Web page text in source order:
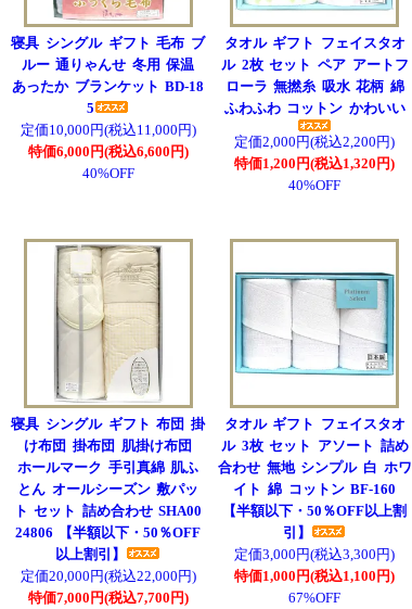
寝具 シングル ギフト 毛布 ブ
ルー 通りゃんせ 冬用 保温
あったか ブランケット BD-18
5
定価10,000円(税込11,000円)
特価6,000円(税込6,600円)
40%OFF
タオル ギフト フェイスタオ
ル 2枚 セット ペア アートフ
ローラ 無撚糸 吸水 花柄 綿
ふわふわ コットン かわいい
定価2,000円(税込2,200円)
特価1,200円(税込1,320円)
40%OFF
寝具 シングル ギフト 布団 掛
け布団 掛布団 肌掛け布団
ホールマーク 手引真綿 肌ふ
とん オールシーズン 敷パッ
ト セット 詰め合わせ SHA00
24806 【半額以下・50％OFF
以上割引】
定価20,000円(税込22,000円)
特価7,000円(税込7,700円)
タオル ギフト フェイスタオ
ル 3枚 セット アソート 詰め
合わせ 無地 シンプル 白 ホワ
イト 綿 コットン BF-160
【半額以下・50％OFF以上割
引】
定価3,000円(税込3,300円)
特価1,000円(税込1,100円)
67%OFF